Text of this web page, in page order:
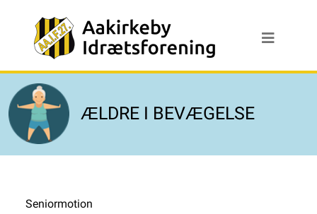
ÆLDRE I BEVÆGELSE
Seniormotion